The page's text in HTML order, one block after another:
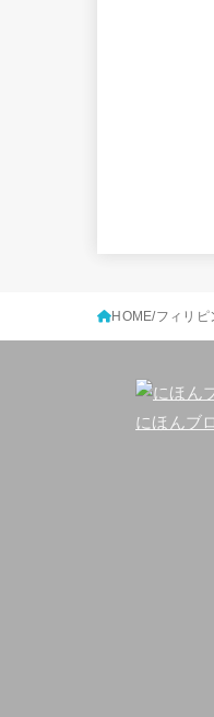
HOME フィリピ
にほんブ